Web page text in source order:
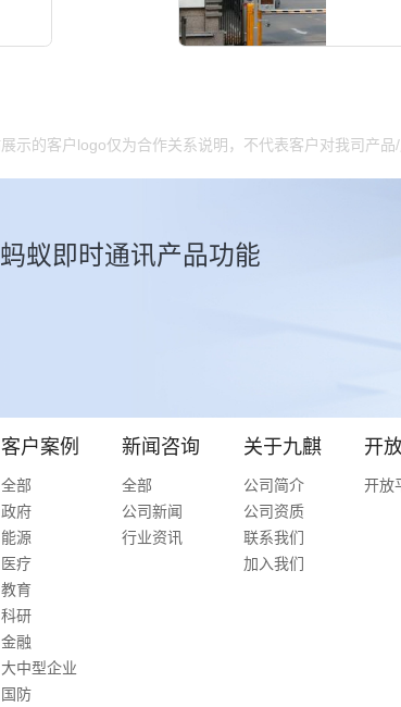
示的客户logo仅为合作关系说明，不代表客户对我司产
蚁即时通讯产品功能
客户案例
全部
政府
能源
医疗
教育
科研
金融
大中型企业
国防
新闻咨询
全部
公司新闻
行业资讯
关于九麒
公司简介
公司资质
联系我们
加入我们
开
开放